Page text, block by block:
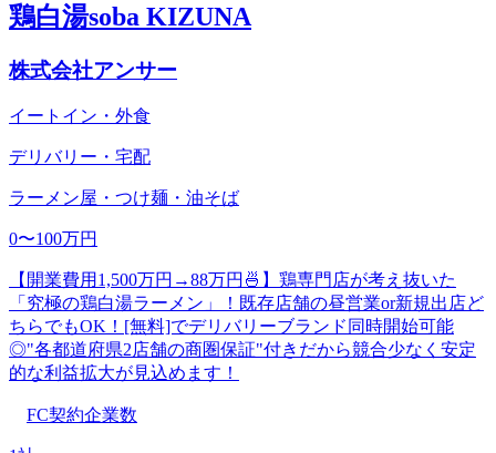
鶏白湯soba KIZUNA
株式会社アンサー
イートイン・外食
デリバリー・宅配
ラーメン屋・つけ麺・油そば
0〜100万円
【開業費用1,500万円→88万円🍜】鶏専門店が考え抜いた
「究極の鶏白湯ラーメン」！既存店舗の昼営業or新規出店ど
ちらでもOK！[無料]でデリバリーブランド同時開始可能
◎"各都道府県2店舗の商圏保証"付きだから競合少なく安定
的な利益拡大が見込めます！
FC契約企業数